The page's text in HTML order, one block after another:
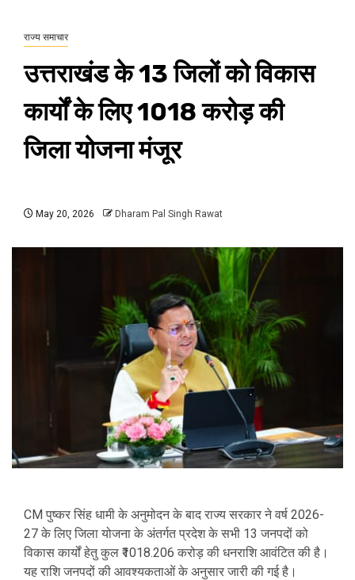
राज्य समाचार
उत्तराखंड के 13 जिलों को विकास
कार्यों के लिए ₹1018 करोड़ की
जिला योजना मंजूर
May 20, 2026 Dharam Pal Singh Rawat
CM पुष्कर सिंह धामी के अनुमोदन के बाद राज्य सरकार ने वर्ष 2026-
27 के लिए जिला योजना के अंतर्गत प्रदेश के सभी 13 जनपदों को
विकास कार्यों हेतु कुल ₹1018.206 करोड़ की धनराशि आवंटित की है।
यह राशि जनपदों की आवश्यकताओं के अनुसार जारी की गई है।